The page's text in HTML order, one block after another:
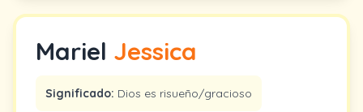
Mariel Jessica
Significado: Dios es risueño/gracioso